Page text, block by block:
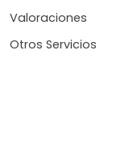
Valoraciones
Otros Servicios